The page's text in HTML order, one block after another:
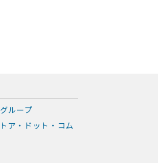
ループ
ア・ドット・コム